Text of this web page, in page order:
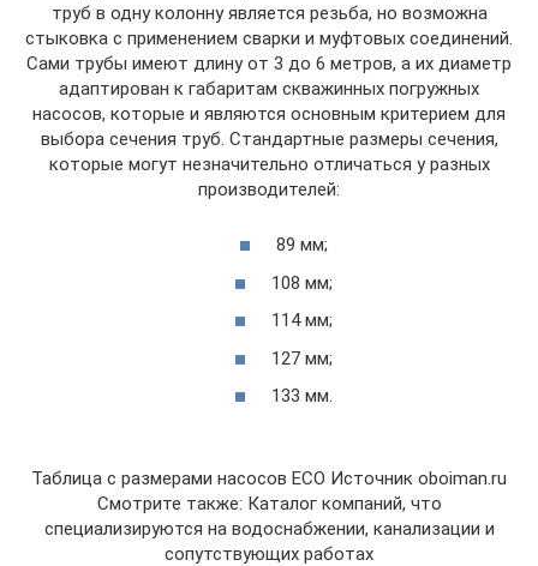
труб в одну колонну является резьба, но возможна
стыковка с применением сварки и муфтовых соединений.
Сами трубы имеют длину от 3 до 6 метров, а их диаметр
адаптирован к габаритам скважинных погружных
насосов, которые и являются основным критерием для
выбора сечения труб. Стандартные размеры сечения,
которые могут незначительно отличаться у разных
производителей:
89 мм;
108 мм;
114 мм;
127 мм;
133 мм.
Таблица с размерами насосов ЕСО Источник oboiman.ru
Смотрите также: Каталог компаний, что
специализируются на водоснабжении, канализации и
сопутствующих работах